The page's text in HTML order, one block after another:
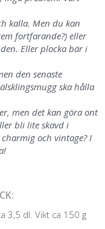
kalla. Men du kan
fortfarande?) eller
Eller plocka bär i
den senaste
ska hålla
men det kan göra ont
bli lite skavd i
och vintage? I
3,5 dl. Vikt ca 150 g